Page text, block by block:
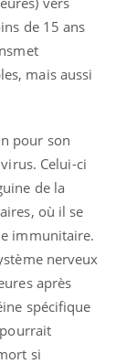
de 15 ans
mais aussi
pour son
Celui-ci
de la
où il se
immunitaire.
nerveux
après
spécifique
si